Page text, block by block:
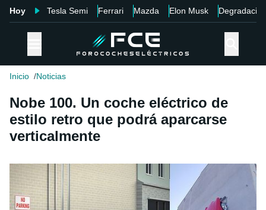
Hoy Tesla Semi Ferrari Mazda Elon Musk Degradación
Inicio Noticias
Nobe 100. Un coche eléctrico de
estilo retro que podrá aparcarse
verticalmente